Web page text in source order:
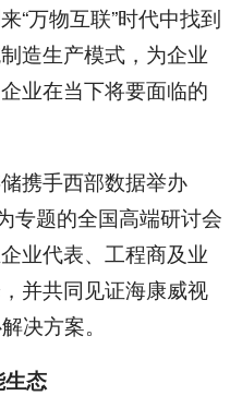
“万物互联”时代中找到
造生产模式，为企业
业在当下将要面临的
携手西部数据举办
专题的全国高端研讨会
业代表、工程商及业
并共同见证海康威视
决方案。
态